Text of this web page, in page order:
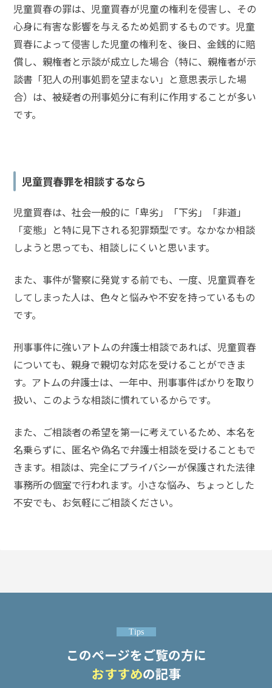
児童買春の罪は、児童買春が児童の権利を侵害し、その
心身に有害な影響を与えるため処罰するものです。 児童
買春によって侵害した児童の権利を、後日、金銭的に賠
償し、親権者と示談が成立した場合（特に、親権者が示
談書「犯人の刑事処罰を望まない」と意思表示した場
合）は、被疑者の刑事処分に有利に作用することが多い
です。
児童買春罪を相談するなら
児童買春は、社会一般的に「卑劣」「下劣」「非道」
「変態」と特に見下される犯罪類型です。なかなか相談
しようと思っても、相談しにくいと思います。
また、事件が警察に発覚する前でも、一度、児童買春を
してしまった人は、色々と悩みや不安を持っているもの
です。
刑事事件に強いアトムの弁護士相談であれば、児童買春
についても、親身で親切な対応を受けることができま
す。アトムの弁護士は、一年中、刑事事件ばかりを取り
扱い、このような相談に慣れているからです。
また、ご相談者の希望を第一に考えているため、本名を
名乗らずに、匿名や偽名で弁護士相談を受けることもで
きます。相談は、完全にプライバシーが保護された法律
事務所の個室で行われます。小さな悩み、ちょっとした
不安でも、お気軽にご相談ください。
Tips
このページをご覧の方に
おすすめの記事